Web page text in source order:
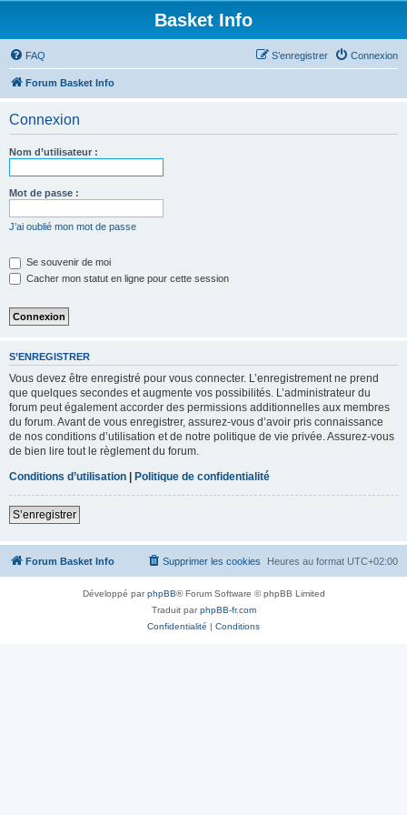
Basket Info
FAQ Connexion
S’enregistrer
Forum Basket Info
Connexion
Nom d’utilisateur :
Mot de passe :
J’ai oublié mon mot de passe
Se souvenir de moi
Cacher mon statut en ligne pour cette session
S’ENREGISTRER
Vous devez être enregistré pour vous connecter. L’enregistrement ne prend
que quelques secondes et augmente vos possibilités. L’administrateur du
forum peut également accorder des permissions additionnelles aux membres
du forum. Avant de vous enregistrer, assurez-vous d’avoir pris connaissance
de nos conditions d’utilisation et de notre politique de vie privée. Assurez-vous
de bien lire tout le règlement du forum.
Conditions d’utilisation | Politique de confidentialité
S’enregistrer
Forum Basket Info Heures au format UTC+02:00
Supprimer les cookies
Développé parphpBB® Forum Software © phpBB Limited
Traduit parphpBB-fr.com
Confidentialité | Conditions